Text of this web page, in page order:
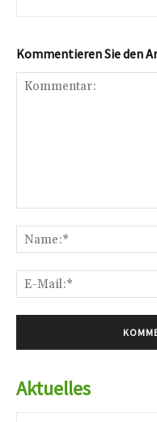
Kommentieren Sie den
Aktuelles